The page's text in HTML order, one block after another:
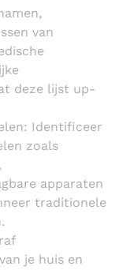
van
deze lijst up-
Identificeer
zoals
apparaten
traditionele
je huis en